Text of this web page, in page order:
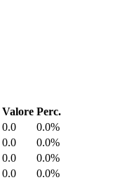
Valore Perc.
0.0
0.0%
0.0
0.0%
0.0
0.0%
0.0
0.0%